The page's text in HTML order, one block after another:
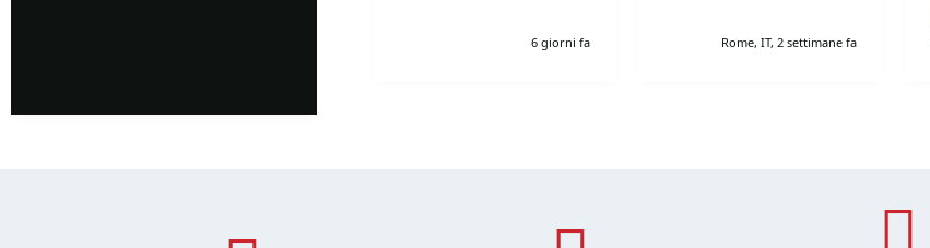
6 giorni fa Rome, IT, 2 settimane fa